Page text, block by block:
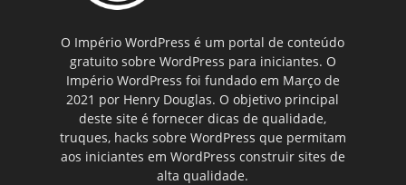
O Império WordPress é um portal de conteúdo
gratuito sobre WordPress para iniciantes. O
Império WordPress foi fundado em Março de
2021 por Henry Douglas. O objetivo principal
deste site é fornecer dicas de qualidade,
truques, hacks sobre WordPress que permitam
aos iniciantes em WordPress construir sites de
alta qualidade.